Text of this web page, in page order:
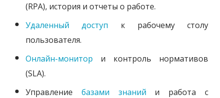
(RPA), история и отчеты о работе.
Удаленный доступ к рабочему столу
пользователя.
Онлайн-монитор и контроль нормативов
(SLA).
Управление базами знаний и работа с